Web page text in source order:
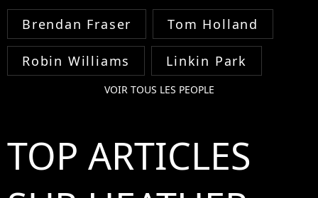
Brendan Fraser Tom Holland
Robin Williams Linkin Park
VOIR TOUS LES PEOPLE
TOP ARTICLES